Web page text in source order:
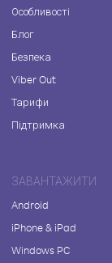
Особливості
Блог
Безпека
Viber Out
Тарифи
Підтримка
ЗАВАНТАЖИТИ
Android
iPhone & iPad
Windows PC